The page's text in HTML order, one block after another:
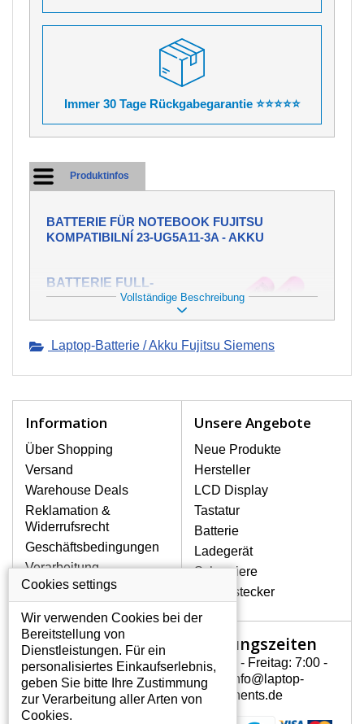
Immer 30 Tage Rückgabegarantie ⭐⭐⭐⭐⭐
Produktinfos
BATTERIE FÜR NOTEBOOK FUJITSU
KOMPATIBILNÍ 23-UG5A11-3A - AKKU
BATTERIE FULL-
POWER.CZ FÜR
NOTEBOOKS FUJITSU
UG5A11-3A MIT
ZELLEN.
Hat Ihre Batterie nach
einigen Jahren an
Kapazität verloren und
müssen Sie sie häufig
aufladen? Wechseln Sie
gegen einen neuen
Markenakku FULL-
POWER.cz aus, der direkt
für Ihr Notebook bestimmt
ist. Oder schaffen Sie sich
eine Ersatzbatterie für
Dienstreisen und den
Urlaub an, damit Ihr
Notebook stets
einsatzbereit ist. Die FULL-
POWER.cz Batterien sind
mit hochwertigen
SAMSUNG, SANYO, LG
oder PANASONIC Zellen
Vollständige Beschreibung
Laptop-Batterie / Akku Fujitsu Siemens
Information
Über Shopping
Versand
Warehouse Deals
Reklamation &
Widerrufsrecht
Geschäftsbedingungen
Verarbeitung
personenbezogener
Daten
Über uns - Impressum
Unsere Angebote
Neue Produkte
Hersteller
LCD Display
Tastatur
Batterie
Ladegerät
Scharniere
Gerätestecker
Mein Konto
Mein Konto
Persönliche Daten
Addressen
Öffnungszeiten
Montag - Freitag: 7:00 -
15:30 info@laptop-
components.de
Cookies settings
Wir verwenden Cookies bei der
Bereitstellung von
Dienstleistungen. Für ein
personalisiertes Einkaufserlebnis,
geben Sie bitte Ihre Zustimmung
zur Verarbeitung aller Arten von
Cookies.